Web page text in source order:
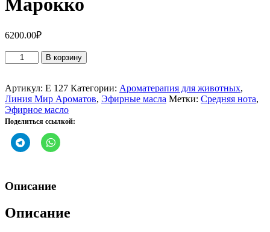
6200.00₽
Количество
товара
масло
Роза
Марокко
В корзину
Артикул: Е 127 Категории: Ароматерапия для животных,
Линия Мир Ароматов, Эфирные масла Метки: Средняя нота,
Эфирное масло
Поделиться ссылкой:
Описание
Описание